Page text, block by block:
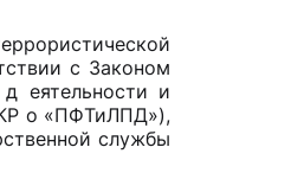
с Законом
еятельности и
о «ПФТиЛПД»),
службы